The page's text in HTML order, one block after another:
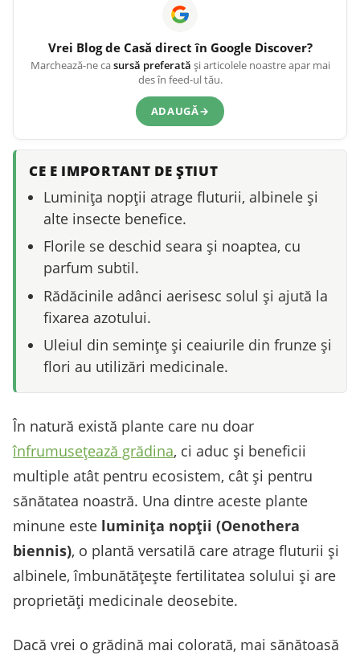
Vrei Blog de Casă direct în Google Discover?
Marchează-ne casursă preferată și articolele noastre apar mai
des în feed-ul tău.
ADAUGĂ→
CE E IMPORTANT DE ȘTIUT
Luminița nopții atrage fluturii, albinele și
alte insecte benefice.
Florile se deschid seara și noaptea, cu
parfum subtil.
Rădăcinile adânci aerisesc solul și ajută la
fixarea azotului.
Uleiul din semințe și ceaiurile din frunze și
flori au utilizări medicinale.
În natură există plante care nu doar
înfrumusețează grădina, ci aduc și beneficii
multiple atât pentru ecosistem, cât și pentru
sănătatea noastră. Una dintre aceste plante
minune este luminița nopții (Oenothera
biennis), o plantă versatilă care atrage fluturii și
albinele, îmbunătățește fertilitatea solului și are
proprietăți medicinale deosebite.
Dacă vrei o grădină mai colorată, mai sănătoasă